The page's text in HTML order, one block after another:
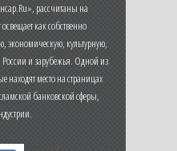
рассчитаны на
как собственно
экономическую, культурную,
и зарубежья. Одной из
находят место на страницах
банковской сферы,